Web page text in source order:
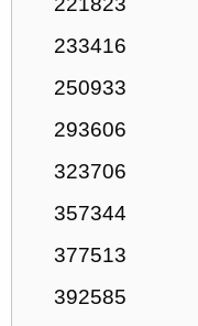
233416
250933
293606
323706
357344
377513
392585